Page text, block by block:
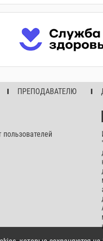
ПРЕПОДАВАТЕЛЮ
пользователей